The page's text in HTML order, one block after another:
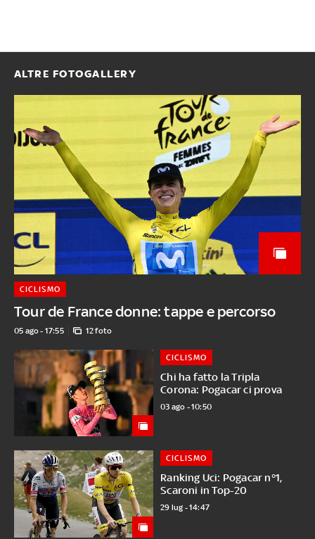
ALTRE FOTOGALLERY
Tour de France donne: tappe e percorso
CICLISMO
05 ago - 17:55 12 foto
Chi ha fatto la Tripla
Corona: Pogacar ci prova
CICLISMO
03 ago - 10:50
Ranking Uci: Pogacar n°1,
Scaroni in Top-20
CICLISMO
29 lug - 14:47